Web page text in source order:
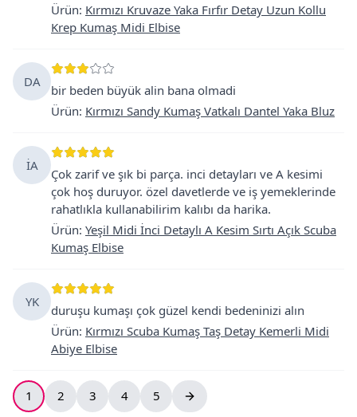
Ürün: Kırmızı Kruvaze Yaka Fırfır Detay Uzun Kollu
Krep Kumaş Midi Elbise
DA
bir beden büyük alin bana olmadi
Ürün: Kırmızı Sandy Kumaş Vatkalı Dantel Yaka Bluz
İA
Çok zarif ve şık bi parça. inci detayları ve A kesimi
çok hoş duruyor. özel davetlerde ve iş yemeklerinde
rahatlıkla kullanabilirim kalıbı da harika.
Ürün: Yeşil Midi İnci Detaylı A Kesim Sırtı Açık Scuba
Kumaş Elbise
YK
duruşu kumaşı çok güzel kendi bedeninizi alın
Ürün: Kırmızı Scuba Kumaş Taş Detay Kemerli Midi
Abiye Elbise
1 2 3 4 5